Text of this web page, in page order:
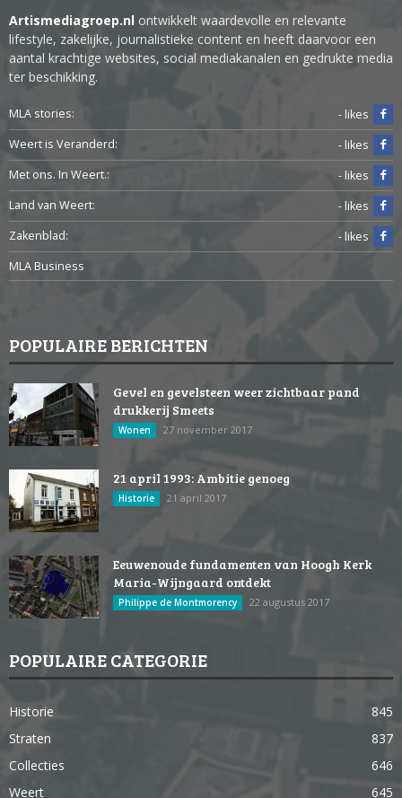
Artismediagroep.nl ontwikkelt waardevolle en relevante
lifestyle, zakelijke, journalistieke content en heeft daarvoor een
aantal krachtige websites, social mediakanalen en gedrukte media
ter beschikking.
MLA stories:
- likes
Weert is Veranderd:
- likes
Met ons. In Weert.:
- likes
Land van Weert:
- likes
Zakenblad:
- likes
MLA Business
POPULAIRE BERICHTEN
Gevel en gevelsteen weer zichtbaar pand
drukkerij Smeets
Wonen 27 november 2017
21 april 1993: Ambitie genoeg
Historie 21 april 2017
Eeuwenoude fundamenten van Hoogh Kerk
Maria-Wijngaard ontdekt
Philippe de Montmorency 22 augustus 2017
POPULAIRE CATEGORIE
Historie
845
Straten
837
Collecties
646
Weert
645